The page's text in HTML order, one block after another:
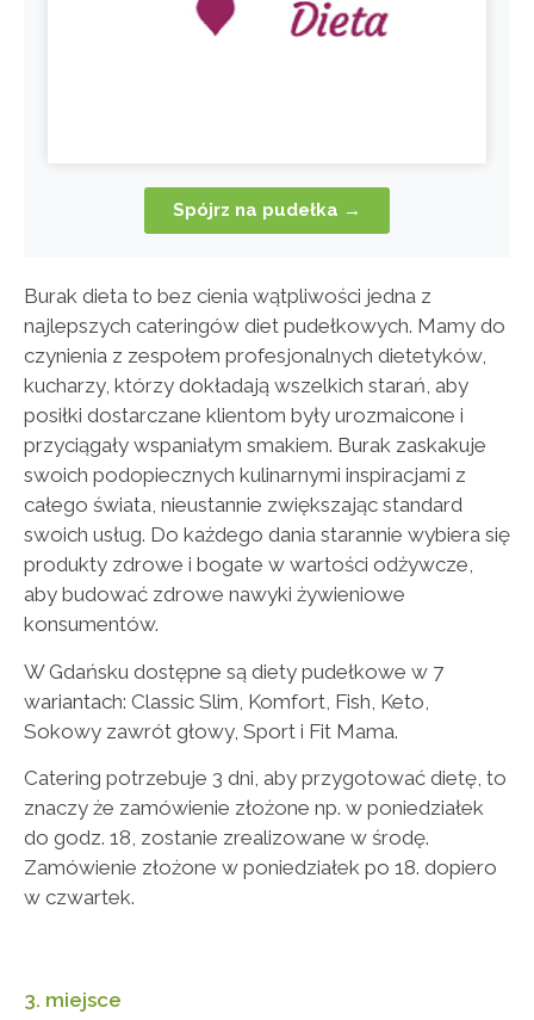
Spójrz na pudełka →
Burak dieta to bez cienia wątpliwości jedna z
najlepszych cateringów diet pudełkowych. Mamy do
czynienia z zespołem profesjonalnych dietetyków,
kucharzy, którzy dokładają wszelkich starań, aby
posiłki dostarczane klientom były urozmaicone i
przyciągały wspaniałym smakiem. Burak zaskakuje
swoich podopiecznych kulinarnymi inspiracjami z
całego świata, nieustannie zwiększając standard
swoich usług. Do każdego dania starannie wybiera się
produkty zdrowe i bogate w wartości odżywcze,
aby budować zdrowe nawyki żywieniowe
konsumentów.
W Gdańsku dostępne są diety pudełkowe w 7
wariantach: Classic Slim, Komfort, Fish, Keto,
Sokowy zawrót głowy, Sport i Fit Mama.
Catering potrzebuje 3 dni, aby przygotować dietę, to
znaczy że zamówienie złożone np. w poniedziałek
do godz. 18, zostanie zrealizowane w środę.
Zamówienie złożone w poniedziałek po 18. dopiero
w czwartek.
3. miejsce